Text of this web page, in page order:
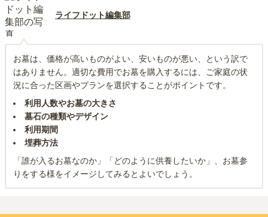
ライフドット編集部
お墓は、価格が高いものがよい、安いものが悪い、という訳で
はありません。適切な費用でお墓を購入するには、ご家庭の状
況に合った区画やプランを選択することがポイントです。
利用人数やお墓の大きさ
墓石の種類やデザイン
利用期間
埋葬方法
「誰が入るお墓なのか」「どのように供養したいか」、お墓参
りをする様をイメージしてみるとよいでしょう。